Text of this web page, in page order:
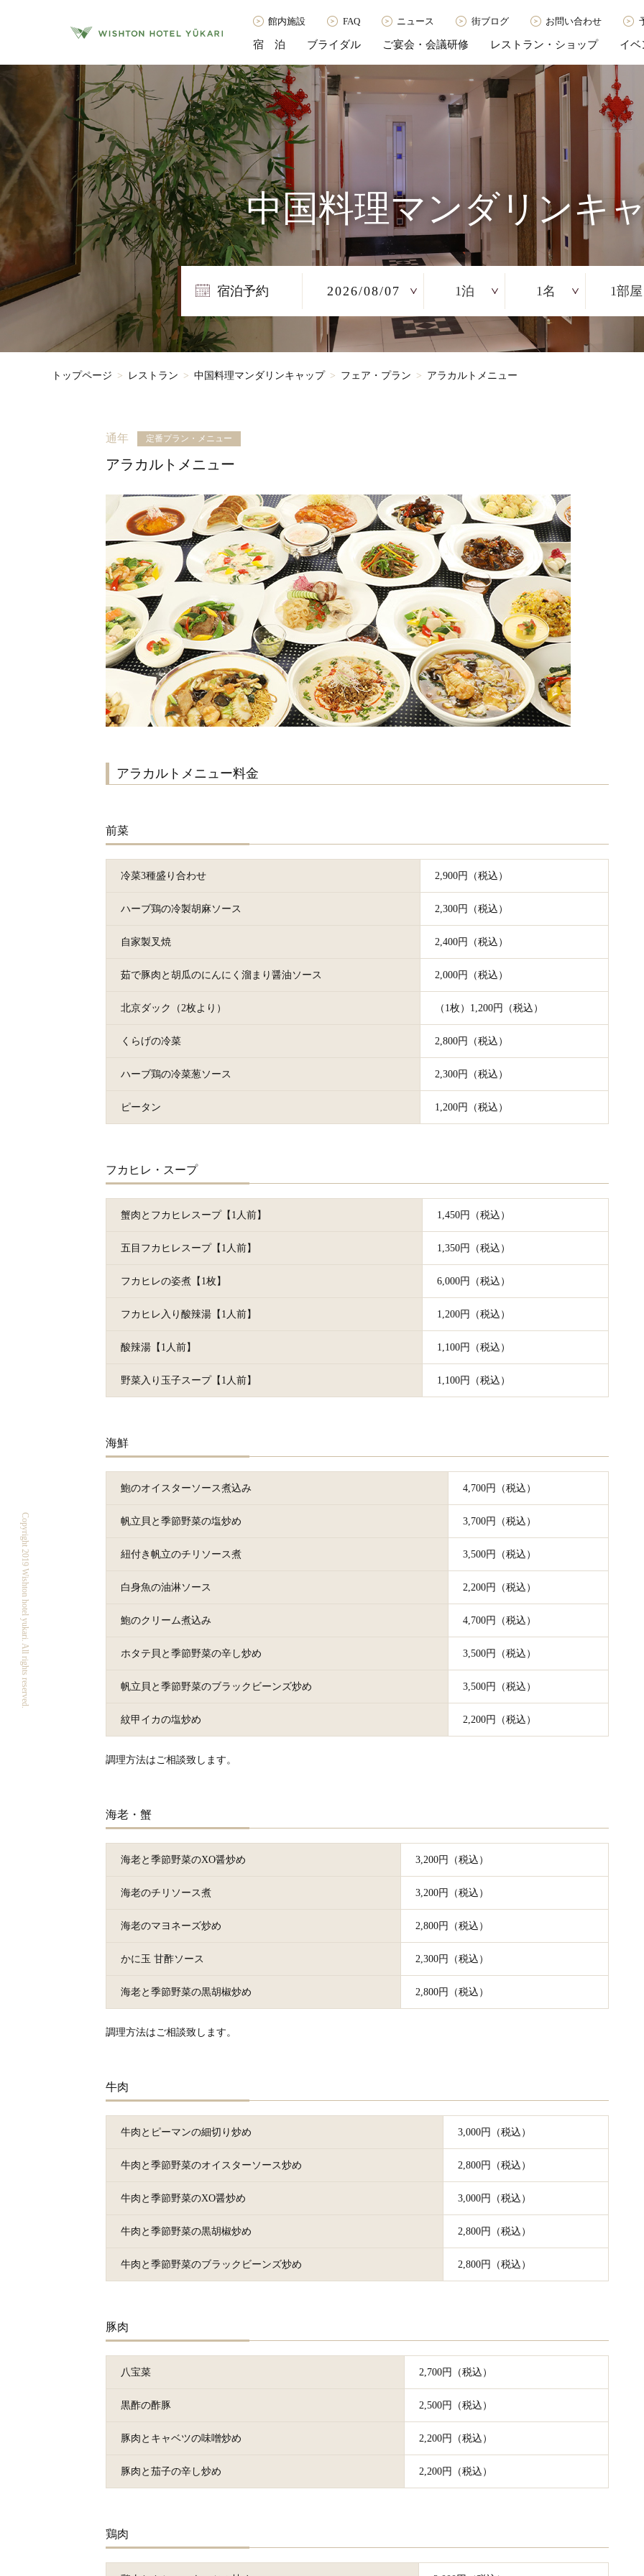
館内施設 FAQ ニュース 街ブログ お問い合わせ
宿 泊 ブライダル ご宴会・会議研修 レストラン・ショップ イベ
中国料理マンダリンキ
宿泊予約 2026/08/07 1 1 1
トップページ レストラン 中国料理マンダリンキャップ フェア・プラン アラカルトメニュー
通年 定番プラン・メニュー
アラカルトメニュー
アラカルトメニュー料金
前菜
冷菜3種盛り合わせ 2,900円（税込）
ハーブ鶏の冷製胡麻ソース 2,300円（税込）
自家製叉焼 2,400円（税込）
茹で豚肉と胡瓜のにんにく溜まり醤油ソース 2,000円（税込）
北京ダック（2枚より） （1枚）1,200円（税込）
くらげの冷菜 2,800円（税込）
ハーブ鶏の冷菜葱ソース 2,300円（税込）
ピータン 1,200円（税込）
フカヒレ・スープ
蟹肉とフカヒレスープ【1人前】 1,450円（税込）
五目フカヒレスープ【1人前】 1,350円（税込）
フカヒレの姿煮【1枚】 6,000円（税込）
フカヒレ入り酸辣湯【1人前】 1,200円（税込）
酸辣湯【1人前】 1,100円（税込）
野菜入り玉子スープ【1人前】 1,100円（税込）
海鮮
鮑のオイスターソース煮込み 4,700円（税込）
帆立貝と季節野菜の塩炒め 3,700円（税込）
紐付き帆立のチリソース煮 3,500円（税込）
白身魚の油淋ソース 2,200円（税込）
鮑のクリーム煮込み 4,700円（税込）
ホタテ貝と季節野菜の辛し炒め 3,500円（税込）
帆立貝と季節野菜のブラックビーンズ炒め 3,500円（税込）
紋甲イカの塩炒め 2,200円（税込）
調理方法はご相談致します。
海老・蟹
海老と季節野菜のXO醤炒め 3,200円（税込）
海老のチリソース煮 3,200円（税込）
海老のマヨネーズ炒め 2,800円（税込）
かに玉 甘酢ソース 2,300円（税込）
海老と季節野菜の黒胡椒炒め 2,800円（税込）
調理方法はご相談致します。
牛肉
牛肉とピーマンの細切り炒め 3,000円（税込）
牛肉と季節野菜のオイスターソース炒め 2,800円（税込）
牛肉と季節野菜のXO醤炒め 3,000円（税込）
牛肉と季節野菜の黒胡椒炒め 2,800円（税込）
牛肉と季節野菜のブラックビーンズ炒め 2,800円（税込）
豚肉
八宝菜 2,700円（税込）
黒酢の酢豚 2,500円（税込）
豚肉とキャベツの味噌炒め 2,200円（税込）
豚肉と茄子の辛し炒め 2,200円（税込）
鶏肉
Copyright 2019 Wishton hotel yukari. All rights reserved.